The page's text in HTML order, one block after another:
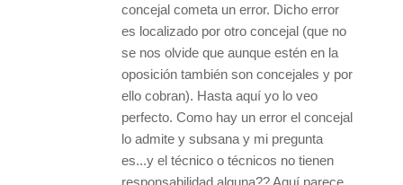
concejal cometa un error. Dicho error
es localizado por otro concejal (que no
se nos olvide que aunque estén en la
oposición también son concejales y por
ello cobran). Hasta aquí yo lo veo
perfecto. Como hay un error el concejal
lo admite y subsana y mi pregunta
es...y el técnico o técnicos no tienen
responsabilidad alguna?? Aquí parece